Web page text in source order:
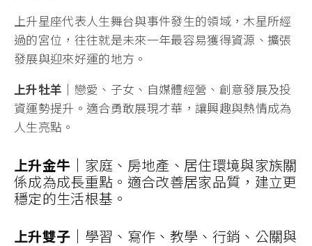
上升星座代表人生舞台與事件發生的領域，木星所經
過的宮位，往往就是未來一年最容易獲得資源、擴張
發展與迎來好運的地方。
上升牡羊｜ 戀愛、子女、自媒體經營、創意發展及投
資運勢提升。適合勇敢展現才華，讓興趣與熱情成為
人生亮點。
上升金牛｜ 家庭、房地產、居住環境與家族關
係成為成長重點。適合改善居家品質，建立更
穩定的生活根基。
上升雙子｜ 學習、寫作、教學、行銷、公關與